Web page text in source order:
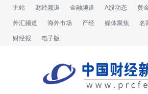
主站 财经频道 金融频道 A股动态 黄
外汇频道 海外市场 产经 媒体聚焦 名
财经报 电子版